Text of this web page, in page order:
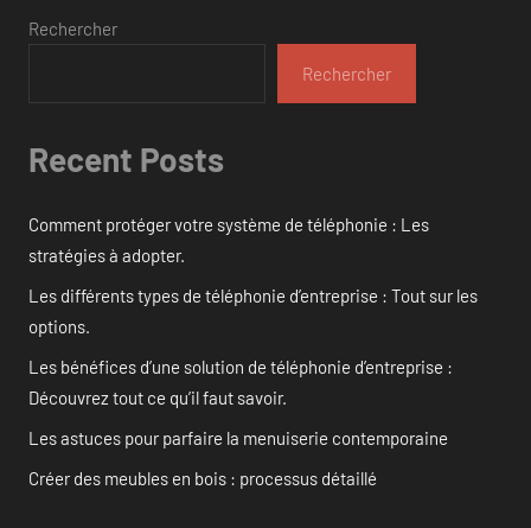
Rechercher
Rechercher
Recent Posts
Comment protéger votre système de téléphonie : Les
stratégies à adopter.
Les différents types de téléphonie d’entreprise : Tout sur les
options.
Les bénéfices d’une solution de téléphonie d’entreprise :
Découvrez tout ce qu’il faut savoir.
Les astuces pour parfaire la menuiserie contemporaine
Créer des meubles en bois : processus détaillé